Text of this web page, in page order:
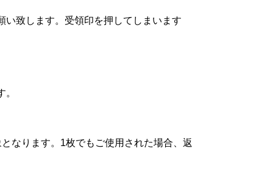
致します。受領印を押してしまいます
なります。1枚でもご使用された場合、返